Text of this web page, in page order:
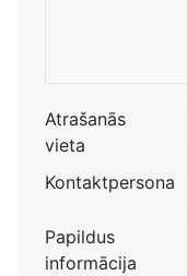
Atrašanās
vieta
Kontaktpersona
Papildus
informācija